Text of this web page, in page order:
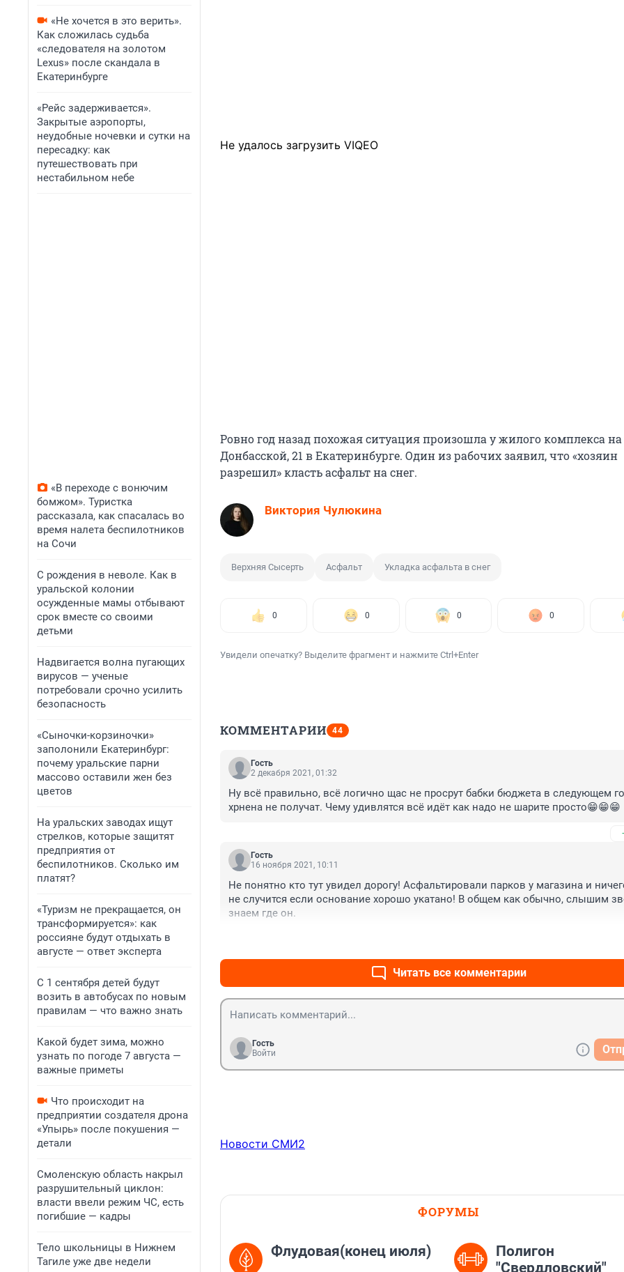
«Не хочется в это верить».
Как сложилась судьба
«следователя на золотом
Lexus» после скандала в
Екатеринбурге
«Рейс задерживается».
Закрытые аэропорты,
неудобные ночевки и сутки на
пересадку: как
путешествовать при
нестабильном небе
«В переходе с вонючим
бомжом». Туристка
рассказала, как спасалась во
время налета беспилотников
на Сочи
С рождения в неволе. Как в
уральской колонии
осужденные мамы отбывают
срок вместе со своими
детьми
Надвигается волна пугающих
вирусов — ученые
потребовали срочно усилить
безопасность
«Сыночки-корзиночки»
заполонили Екатеринбург:
почему уральские парни
массово оставили жен без
цветов
На уральских заводах ищут
стрелков, которые защитят
предприятия от
беспилотников. Сколько им
платят?
«Туризм не прекращается, он
трансформируется»: как
россияне будут отдыхать в
августе — ответ эксперта
С 1 сентября детей будут
возить в автобусах по новым
правилам — что важно знать
Какой будет зима, можно
узнать по погоде 7 августа —
важные приметы
Что происходит на
предприятии создателя дрона
«Упырь» после покушения —
детали
Смоленскую область накрыл
разрушительный циклон:
власти ввели режим ЧС, есть
погибшие — кадры
Тело школьницы в Нижнем
Тагиле уже две недели
Не удалось загрузить VIQEO
Ровно год назад похожая ситуация произошла у жилого комплекса на
Донбасской, 21 в Екатеринбурге. Один из рабочих заявил, что «хозяин
разрешил» класть асфальт на снег.
Виктория Чулюкина
Верхняя Сысерть Асфальт Укладка асфальта в снег
0 0 0 0
Увидели опечатку? Выделите фрагмент и нажмите Ctrl+Enter
КОММЕНТАРИИ 44
Гость
2 декабря 2021, 01:32
Ну всё правильно, всё логично щас не просрут бабки бюджета в следующем
хрнена не получат. Чему удивлятся всё идёт как надо не шарите просто😁😁😁
Гость
16 ноября 2021, 10:11
Не понятно кто тут увидел дорогу! Асфальтировали парков у магазина и
не случится если основание хорошо укатано! В общем как обычно, слышим
знаем где он.
Читать все комментарии
Гость
Войти
Новости СМИ2
ФОРУМЫ
Флудовая(конец июля)
Полигон
"Свердловский"